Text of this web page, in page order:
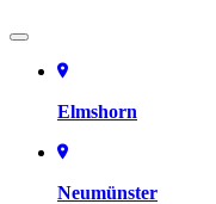
Elmshorn
Neumünster